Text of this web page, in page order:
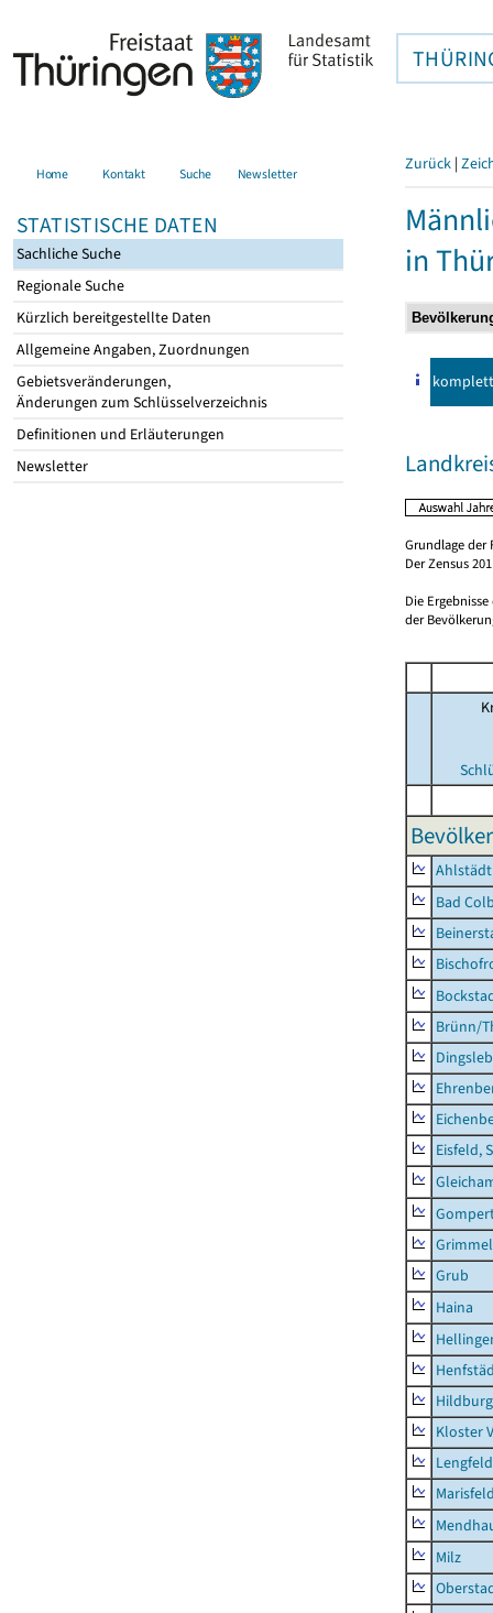
Home Kontakt Suche Newsletter
STATISTISCHE DATEN
Sachliche Suche
Regionale Suche
Kürzlich bereitgestellte Daten
Allgemeine Angaben, Zuordnungen
Gebietsveränderungen,
Änderungen zum Schlüsselverzeichnis
Definitionen und Erläuterungen
Newsletter
Zurück |
in
komplett
Grundlage der
Der Zensus
Die
der
Ahlstädt
Bad
Brünn/
Eisfeld,
Grub
Haina
Kloster
Lengfeld
Milz